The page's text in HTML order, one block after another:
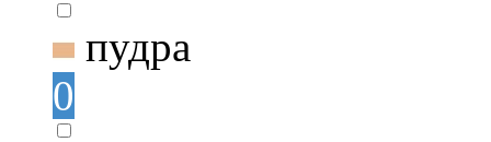
пудра
0